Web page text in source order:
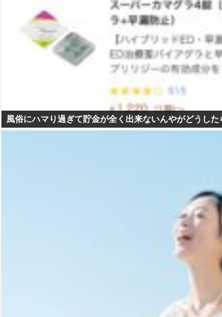
風俗にハマり過ぎて貯金が全く出来ないんやがどうした